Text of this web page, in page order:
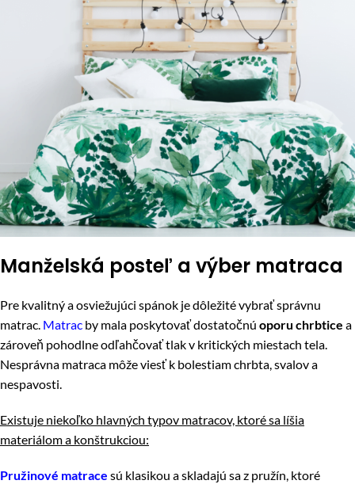
Manželská posteľ a výber matraca
Pre kvalitný a osviežujúci spánok je dôležité vybrať správnu
matrac. Matrac by mala poskytovať dostatočnú oporu chrbtice a
zároveň pohodlne odľahčovať tlak v kritických miestach tela.
Nesprávna matraca môže viesť k bolestiam chrbta, svalov a
nespavosti.
Existuje niekoľko hlavných typov matracov, ktoré sa líšia
materiálom a konštrukciou:
Pružinové matrace sú klasikou a skladajú sa z pružín, ktoré